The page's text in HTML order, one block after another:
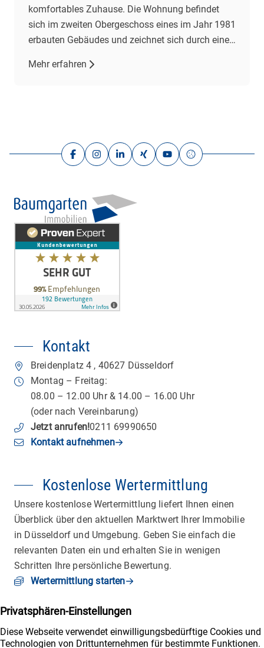
komfortables Zuhause. Die Wohnung befindet
sich im zweiten Obergeschoss eines im Jahr 1981
erbauten Gebäudes und zeichnet sich durch einen
darunter zwei Schlafzimmer und ein
Mehr erfahren
Kontakt
Breidenplatz 4 , 40627 Düsseldorf
Montag – Freitag:
08.00 – 12.00 Uhr & 14.00 – 16.00 Uhr
(oder nach Vereinbarung)
Jetzt anrufen!0211 69990650
Kontakt aufnehmen
Kostenlose Wertermittlung
Unsere kostenlose Wertermittlung liefert Ihnen einen
Überblick über den aktuellen Marktwert Ihrer Immobilie
in Düsseldorf und Umgebung. Geben Sie einfach die
relevanten Daten ein und erhalten Sie in wenigen
Schritten Ihre persönliche Bewertung.
Wertermittlung starten
Wichtiges
Immobilienangebote